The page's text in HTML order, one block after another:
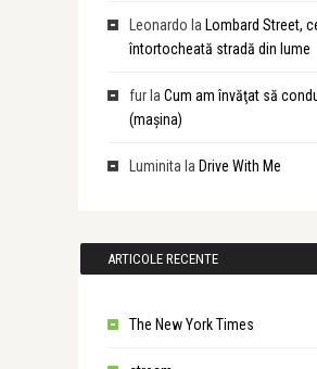
Leonardo la Lombard Street,
întortocheată stradă din lume
furla Cum am învăţat să
(maşina)
Luminita la Drive With Me
ARTICOLE RECENTE
The New York Times